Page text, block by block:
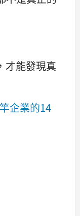
才能發現真
企業的14